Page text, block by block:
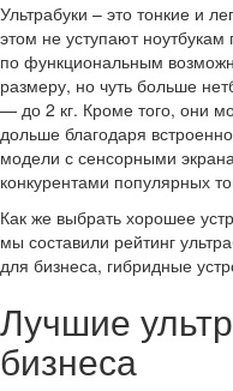
Ультрабуки – это тонкие и
этом не уступают
по функциональным
размеру, но чуть больше
— до 2 кг. Кроме того, они
дольше благодаря
модели с сенсорными
конкурентами популярных
Как же выбрать хорошее
мы составили рейтинг
для бизнеса, гибридные
Лучшие
бизнеса